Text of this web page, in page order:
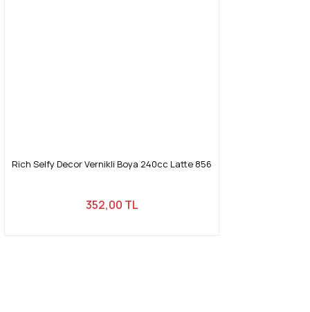
Rich Selfy Decor Vernikli Boya 240cc Latte 856
352,00 TL